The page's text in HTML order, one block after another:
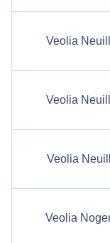
Veolia
Veolia
Veolia
Veolia